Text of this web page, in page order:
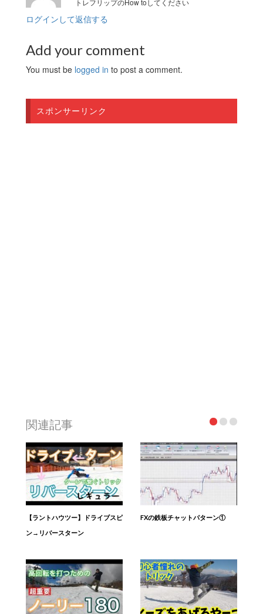
ログインして返信する
Add your comment
You must be logged in to post a comment.
スポンサーリンク
関連記事
【ラントハウツー】ドライブスピ
ン→リバースターン
FXの鉄板チャットパターン①